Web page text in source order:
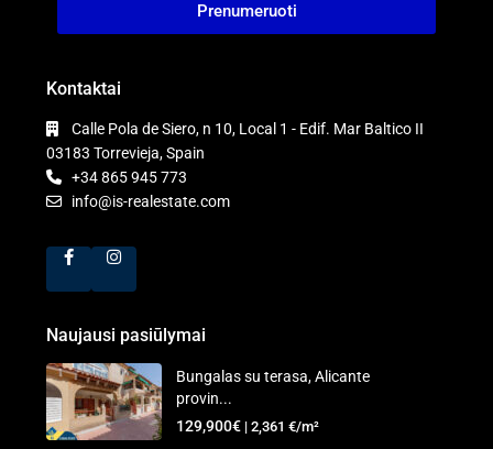
Prenumeruoti
Kontaktai
Calle Pola de Siero, n 10, Local 1 - Edif. Mar Baltico II
03183 Torrevieja, Spain
+34 865 945 773
info@is-realestate.com
Naujausi pasiūlymai
Bungalas su terasa, Alicante
provin...
129,900€ | 2,361 €/m²